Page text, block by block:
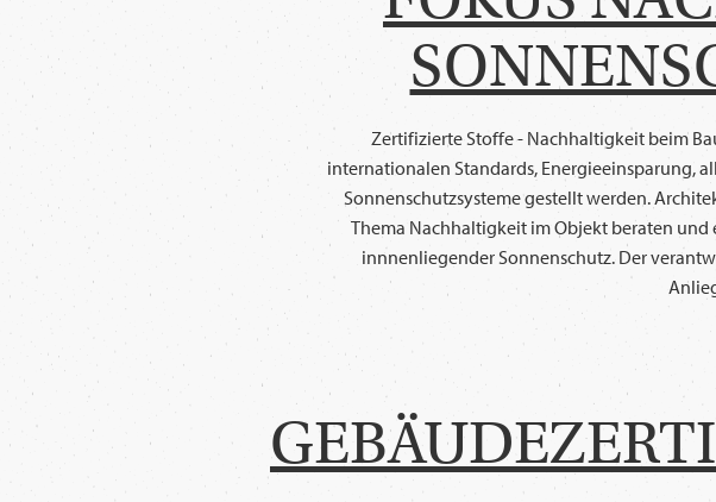
Zertifizierte Stoffe - Nachhaltigkeit beim
internationalen Standards, Energieeinsparung,
Sonnenschutzsysteme gestellt werden.
Thema Nachhaltigkeit im Objekt beraten
innnenliegender Sonnenschutz. Der